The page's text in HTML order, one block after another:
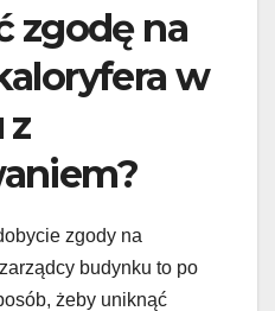
zgodę na
w
z
zgody na
budynku to po
żeby uniknąć